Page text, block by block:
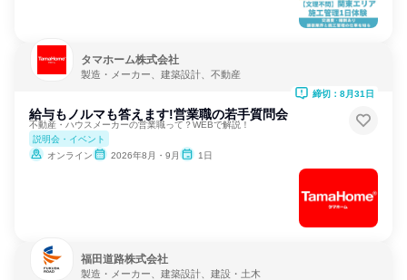
タマホーム株式会社
製造・メーカー、建築設計、不動産
給与もノルマも答えます!営業職の若手質問会
不動産・ハウスメーカーの営業職って？WEBで解説！
説明会・イベント
オンライン
2026年8月・9月 1日
締切：8月31日
福田道路株式会社
製造・メーカー、建築設計、建設・土木